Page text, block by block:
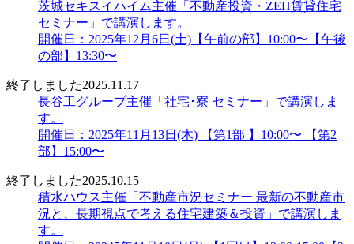
茨城セキスイハイム主催「不動産投資・ZEH賃貸住宅
セミナー」で講演します。
開催日：2025年12月6日(土)【午前の部】10:00〜【午後
の部】13:30〜
終了しました2025.11.17
長谷工グループ主催「社宅･寮 セミナー」で講演しま
す。
開催日：2025年11月13日(木) 【第1部 】10:00〜 【第2
部】15:00〜
終了しました2025.10.15
積水ハウス主催「不動産市況セミナー 最新の不動産市
況と、長期視点で考える住宅建築＆投資」で講演しま
す。